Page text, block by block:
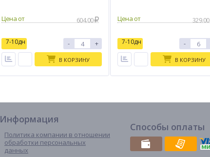
604.00
7-10дн - +
В КОРЗИНУ
329.00
7-10дн -
В КОРЗИНУ
Информация
Политика компании в отношении
обработки персональных
данных
Способы оплаты